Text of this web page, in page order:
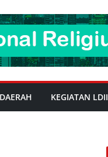
KEGIATAN LDII